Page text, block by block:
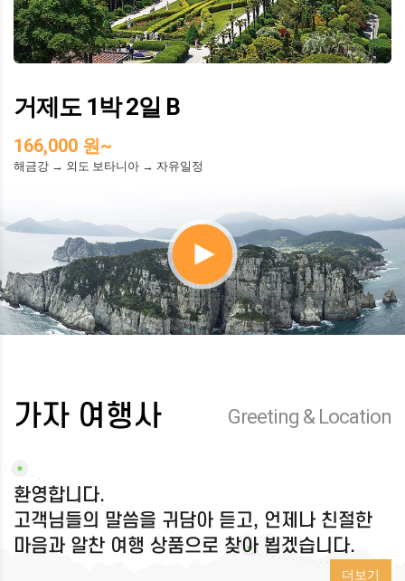
거제도 1박 2일 B
166,000 원~
해금강 → 외도 보타니아 → 자유일정
Greeting & Location
가자 여행사
환영합니다.
고객님들의 말씀을 귀담아 듣고, 언제나 친절한
마음과 알찬 여행 상품으로 찾아 뵙겠습니다.
더보기